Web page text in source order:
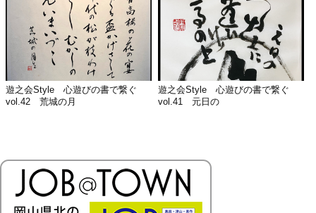
遊之会Style 心遊びの書で繋ぐ
vol.42 荒城の月
遊之会Style 心遊びの書で繋ぐ
vol.41 元日の